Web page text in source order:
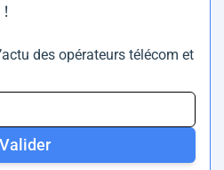
des opérateurs télécom et
Valider